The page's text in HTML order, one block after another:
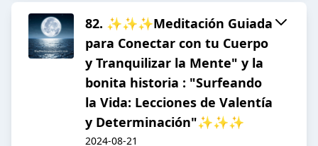
82. ✨✨✨Meditación Guiada
para Conectar con tu Cuerpo
y Tranquilizar la Mente" y la
bonita historia : "Surfeando
la Vida: Lecciones de Valentía
y Determinación"✨✨✨
2024-08-21